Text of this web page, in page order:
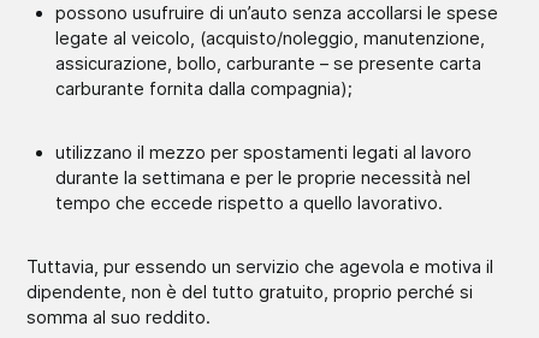
possono usufruire di un’auto senza accollarsi le spese
legate al veicolo, (acquisto/noleggio, manutenzione,
assicurazione, bollo, carburante – se presente carta
carburante fornita dalla compagnia);
utilizzano il mezzo per spostamenti legati al lavoro
durante la settimana e per le proprie necessità nel
tempo che eccede rispetto a quello lavorativo.
Tuttavia, pur essendo un servizio che agevola e motiva il
dipendente, non è del tutto gratuito, proprio perché si
somma al suo reddito.